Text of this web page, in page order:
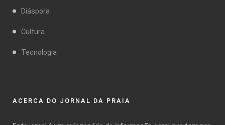
Diáspora
Cultura
Tecnologia
ACERCA DO JORNAL DA PRAIA